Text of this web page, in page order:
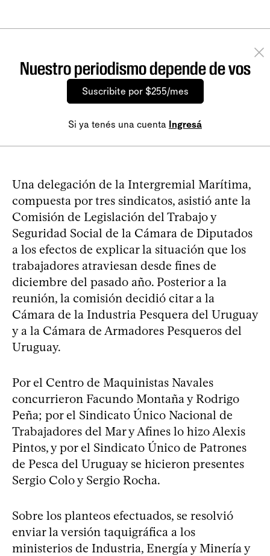
Nuestro periodismo depende de vos
Suscribite por $255/mes
Si ya tenés una cuenta Ingresá
Una delegación de la Intergremial Marítima,
compuesta por tres sindicatos, asistió ante la
Comisión de Legislación del Trabajo y
Seguridad Social de la Cámara de Diputados
a los efectos de explicar la situación que los
trabajadores atraviesan desde fines de
diciembre del pasado año. Posterior a la
reunión, la comisión decidió citar a la
Cámara de la Industria Pesquera del Uruguay
y a la Cámara de Armadores Pesqueros del
Uruguay.
Por el Centro de Maquinistas Navales
concurrieron Facundo Montaña y Rodrigo
Peña; por el Sindicato Único Nacional de
Trabajadores del Mar y Afines lo hizo Alexis
Pintos, y por el Sindicato Único de Patrones
de Pesca del Uruguay se hicieron presentes
Sergio Colo y Sergio Rocha.
Sobre los planteos efectuados, se resolvió
enviar la versión taquigráfica a los
ministerios de Industria, Energía y Minería y